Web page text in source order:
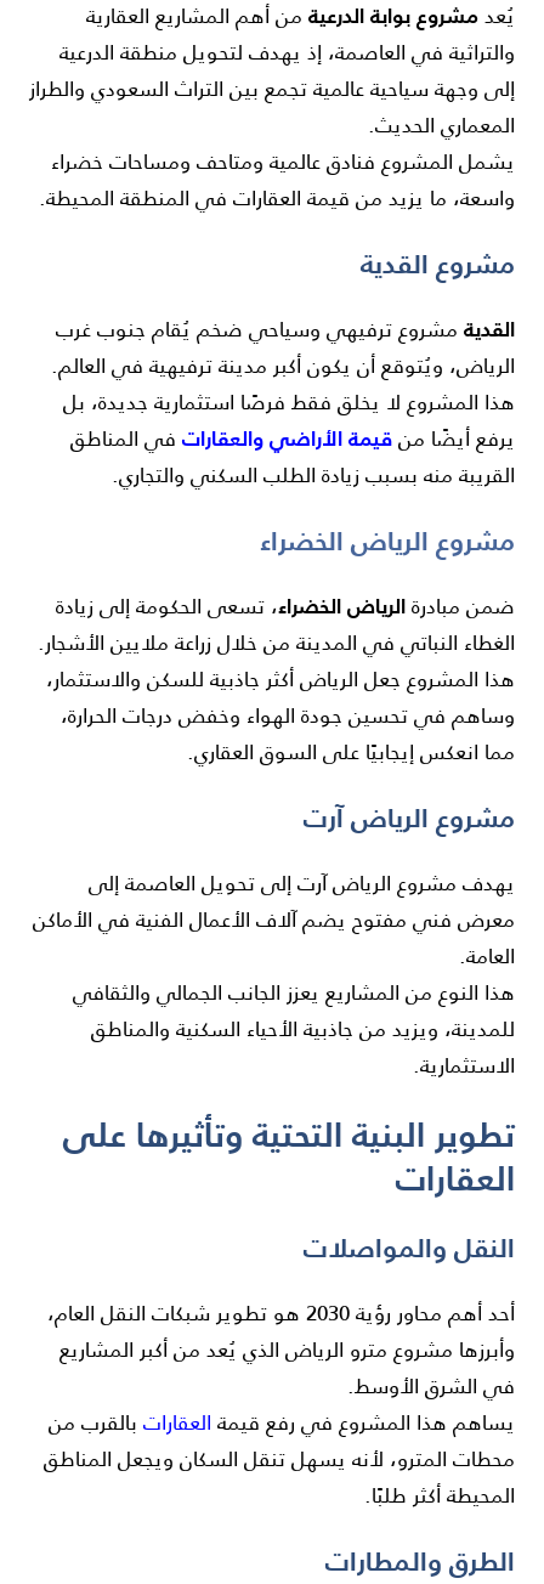
يُعدمشروع بوابة الدرعية من أهم المشاريع العقارية
والتراثية في العاصمة، إذ يهدف لتحويل منطقة الدرعية
إلى وجهة سياحية عالمية تجمع بين التراث السعودي والطراز
المعماري الحديث.
يشمل المشروع فنادق عالمية ومتاحف ومساحات خضراء
واسعة، ما يزيد من قيمة العقارات في المنطقة المحيطة.
مشروع القدية
القدية مشروع ترفيهي وسياحي ضخم يُقام جنوب غرب
الرياض، ويُتوقع أن يكون أكبر مدينة ترفيهية في العالم.
هذا المشروع لا يخلق فقط فرصًا استثمارية جديدة، بل
يرفع أيضًا منقيمة الأراضي والعقارات في المناطق
القريبة منه بسبب زيادة الطلب السكني والتجاري.
مشروع الرياض الخضراء
ضمن مبادرةالرياض الخضراء، تسعى الحكومة إلى زيادة
الغطاء النباتي في المدينة من خلال زراعة ملايين الأشجار.
هذا المشروع جعل الرياض أكثر جاذبية للسكن والاستثمار،
وساهم في تحسين جودة الهواء وخفض درجات الحرارة،
مما انعكس إيجابيًا على السوق العقاري.
مشروع الرياض آرت
يهدف مشروع الرياض آرت إلى تحويل العاصمة إلى
معرض فني مفتوح يضم آلاف الأعمال الفنية في الأماكن
العامة.
هذا النوع من المشاريع يعزز الجانب الجمالي والثقافي
للمدينة، ويزيد من جاذبية الأحياء السكنية والمناطق
الاستثمارية.
تطوير البنية التحتية وتأثيرها على
العقارات
النقل والمواصلات
أحد أهم محاور رؤية 2030 هو تطوير شبكات النقل العام،
وأبرزها مشروع مترو الرياض الذي يُعد من أكبر المشاريع
في الشرق الأوسط.
يساهم هذا المشروع في رفع قيمة العقارات بالقرب من
محطات المترو، لأنه يسهل تنقل السكان ويجعل المناطق
المحيطة أكثر طلبًا.
الطرق والمطارات